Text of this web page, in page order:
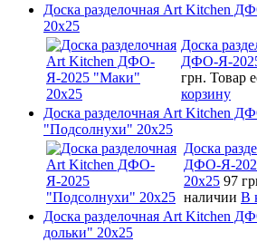
Доска разделочная Art Kitchen
20х25
Доска
ДФО-Я-
грн. Товар
корзину
Доска разделочная Art Kitchen
"Подсолнухи" 20х25
Доска
ДФО-Я-
20х25 97
наличии В
Доска разделочная Art Kitchen
дольки" 20х25